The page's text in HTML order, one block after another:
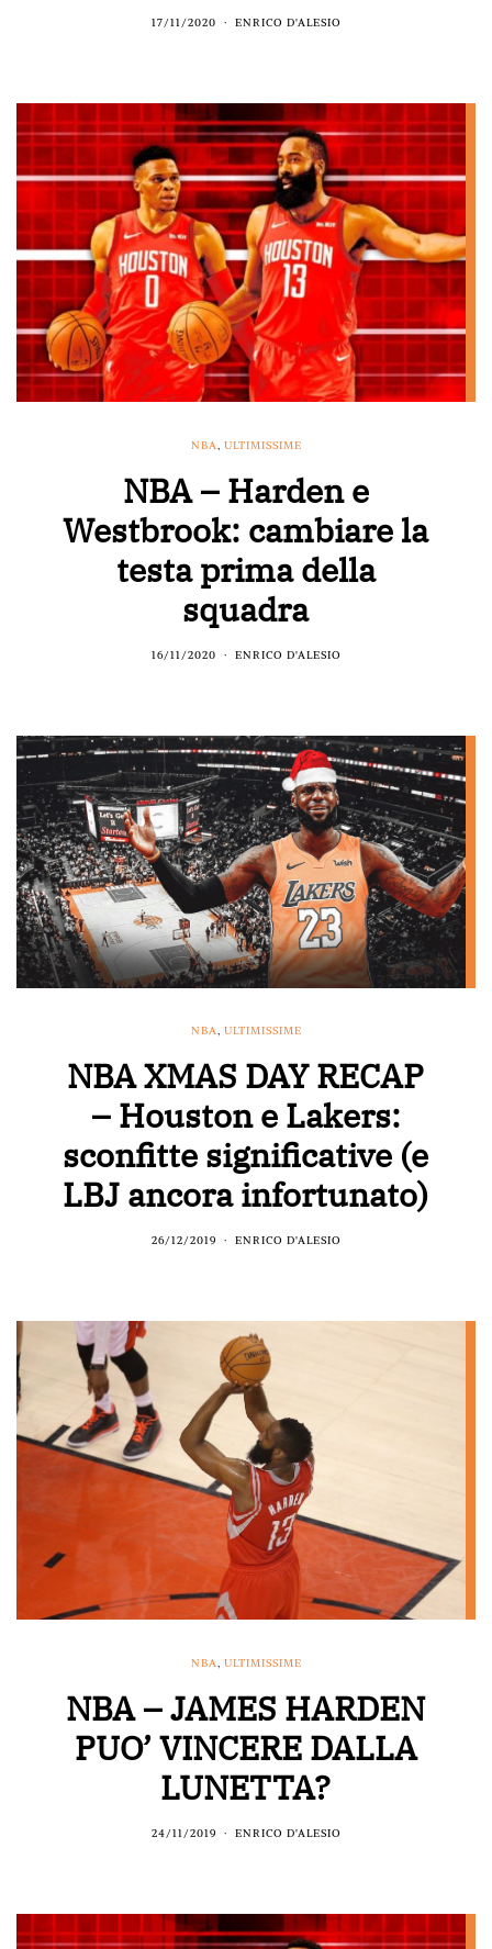
17/11/2020 ENRICO D'ALESIO
NBA, ULTIMISSIME
NBA – Harden e
Westbrook: cambiare la
testa prima della
squadra
16/11/2020 ENRICO D'ALESIO
NBA, ULTIMISSIME
NBA XMAS DAY RECAP
– Houston e Lakers:
sconfitte significative (e
LBJ ancora infortunato)
26/12/2019 ENRICO D'ALESIO
NBA ULTIMISSIME
NBA – JAMES HARDEN
PUO’ VINCERE DALLA
LUNETTA?
24/11/2019 ENRICO D'ALESIO